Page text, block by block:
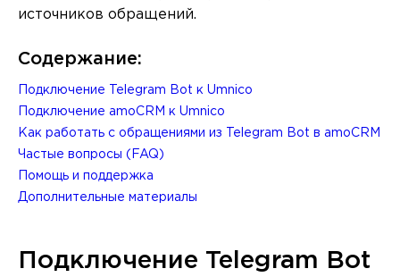
источников обращений.
Содержание:
Подключение Telegram Bot к Umnico
Подключение amoCRM к Umnico
Как работать с обращениями из Telegram Bot в amoCRM
Частые вопросы (FAQ)
Помощь и поддержка
Дополнительные материалы
Подключение Telegram Bot